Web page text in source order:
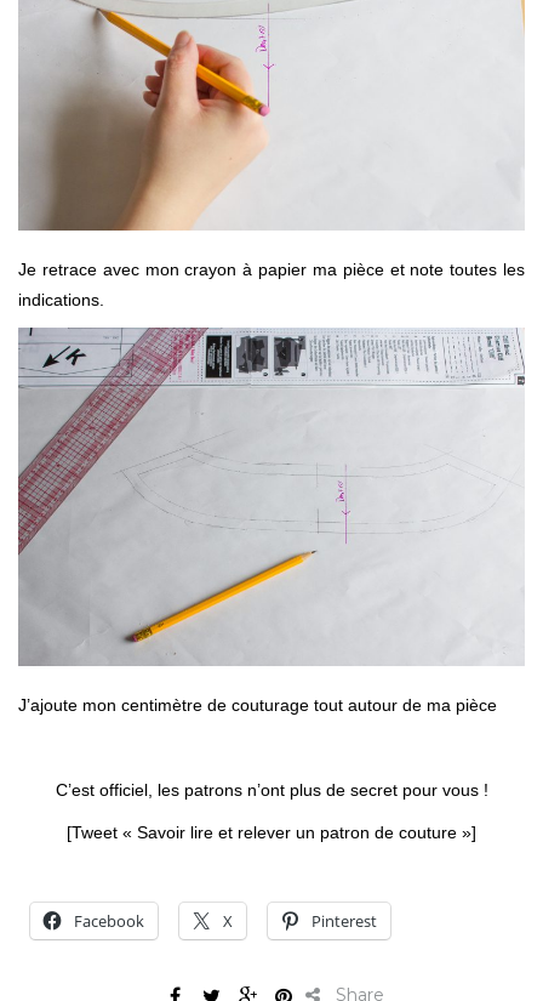
Je retrace avec mon crayon à papier ma pièce et note toutes les
indications.
J’ajoute mon centimètre de couturage tout autour de ma pièce
C’est officiel, les patrons n’ont plus de secret pour vous !
[Tweet « Savoir lire et relever un patron de couture »]
Facebook X Pinterest
Share